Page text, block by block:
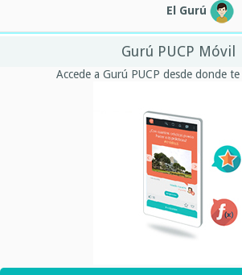
El Gurú
Gurú PUCP Móvil
Accede a Gurú PUCP desde donde